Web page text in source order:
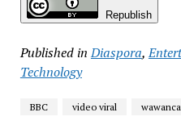
Republish
Published in Diaspora,
Technology
BBC video viral